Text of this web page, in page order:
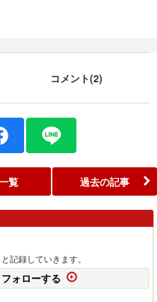
コメント(2)
覧 過去の記事
記録していきます。
フォローする